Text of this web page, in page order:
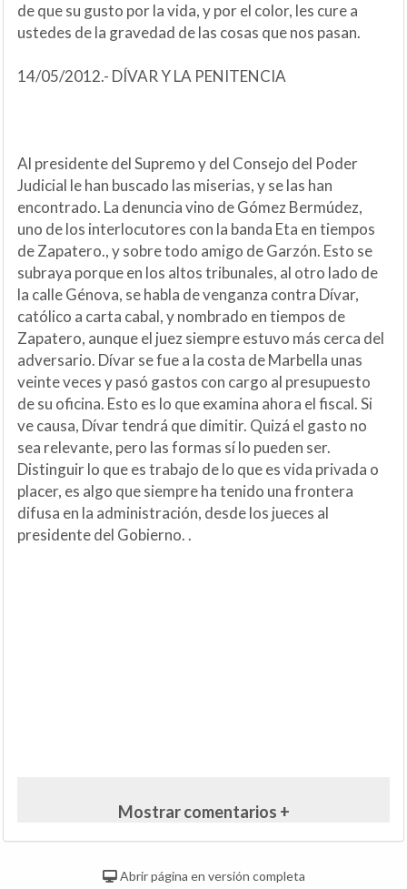
de que su gusto por la vida, y por el color, les cure a
ustedes de la gravedad de las cosas que nos pasan.
14/05/2012.- DÍVAR Y LA PENITENCIA
Al presidente del Supremo y del Consejo del Poder
Judicial le han buscado las miserias, y se las han
encontrado. La denuncia vino de Gómez Bermúdez,
uno de los interlocutores con la banda Eta en tiempos
de Zapatero., y sobre todo amigo de Garzón. Esto se
subraya porque en los altos tribunales, al otro lado de
la calle Génova, se habla de venganza contra Dívar,
católico a carta cabal, y nombrado en tiempos de
Zapatero, aunque el juez siempre estuvo más cerca del
adversario. Dívar se fue a la costa de Marbella unas
veinte veces y pasó gastos con cargo al presupuesto
de su oficina. Esto es lo que examina ahora el fiscal. Si
ve causa, Dívar tendrá que dimitir. Quizá el gasto no
sea relevante, pero las formas sí lo pueden ser.
Distinguir lo que es trabajo de lo que es vida privada o
placer, es algo que siempre ha tenido una frontera
difusa en la administración, desde los jueces al
presidente del Gobierno. .
Mostrar comentarios +
Abrir página en versión completa